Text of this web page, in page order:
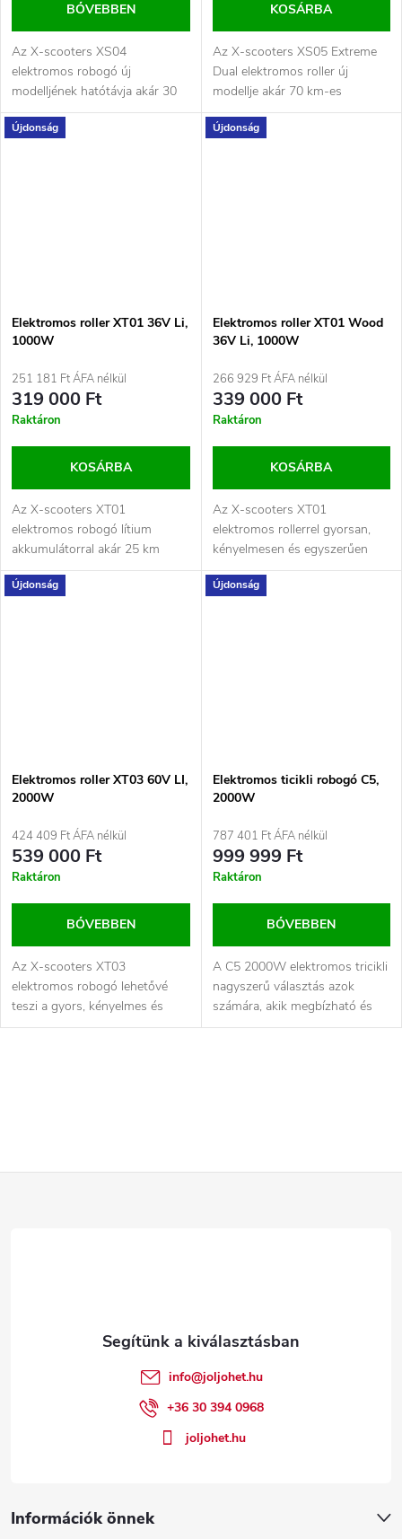
BŐVEBBEN
Az X-scooters XS04
elektromos robogó új
modelljének hatótávja akár 30
km, maximális sebessége pedig
30 km/h.A robogót...
KOSÁRBA
Az X-scooters XS05 Extreme
Dual elektromos roller új
modellje akár 70 km-es
hatótávolsággal és 80 km/h
maximális...
Újdonság
Elektromos roller XT01 36V Li,
1000W
251 181 Ft ÁFA nélkül
319 000 Ft
Raktáron
KOSÁRBA
Az X-scooters XT01
elektromos robogó lítium
akkumulátorral akár 25 km
távolságot is kényelmesen
megtehet egyetlen...
Újdonság
Elektromos roller XT01 Wood
36V Li, 1000W
266 929 Ft ÁFA nélkül
339 000 Ft
Raktáron
KOSÁRBA
Az X-scooters XT01
elektromos rollerrel gyorsan,
kényelmesen és egyszerűen
szállíthatsz akár 25 km-es
távolságot is...
Újdonság
Elektromos roller XT03 60V LI,
2000W
424 409 Ft ÁFA nélkül
539 000 Ft
Raktáron
BŐVEBBEN
Az X-scooters XT03
elektromos robogó lehetővé
teszi a gyors, kényelmes és
egyszerű szállítást akár 40 km...
Újdonság
Elektromos ticikli robogó C5,
2000W
787 401 Ft ÁFA nélkül
999 999 Ft
Raktáron
BŐVEBBEN
A C5 2000W elektromos tricikli
nagyszerű választás azok
számára, akik megbízható és
modern közlekedési eszközt...
á
Információk önnek
info@joljohet.hu
+36 30 394 0968
joljohet.hu